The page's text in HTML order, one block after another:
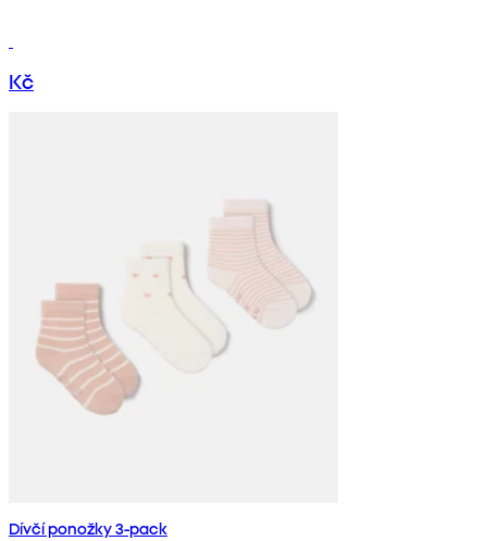
Kč
Dívčí ponožky 3-pack